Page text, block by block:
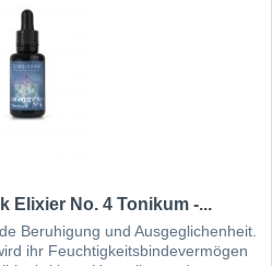
Elixier No. 4 Tonikum -...
Beruhigung und Ausgeglichenheit.
ihr Feuchtigkeitsbindevermögen